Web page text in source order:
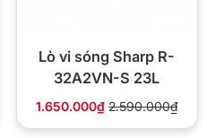
Lò vi sóng Sharp R-
32A2VN-S 23L
1.650.000₫ 2.590.000₫